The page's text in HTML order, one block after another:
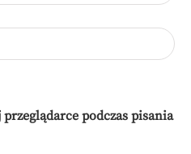
podczas pisania